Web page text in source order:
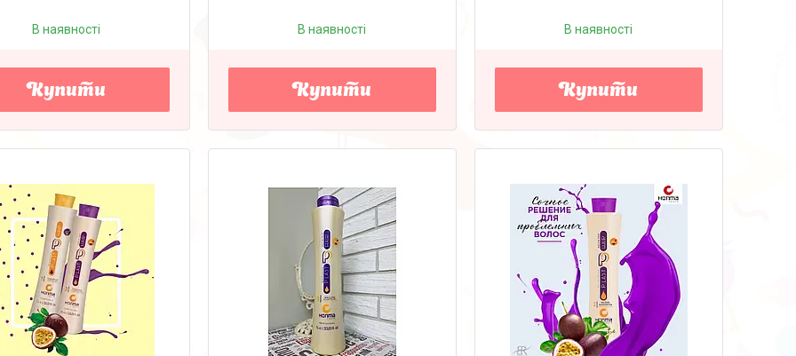
В наявності
Купити
В наявності
Купити
В наявності
Купити